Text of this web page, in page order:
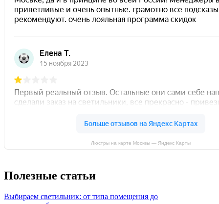
Люстры на карте Москвы — Яндекс Карты
Полезные статьи
Выбираем светильник: от типа помещения до